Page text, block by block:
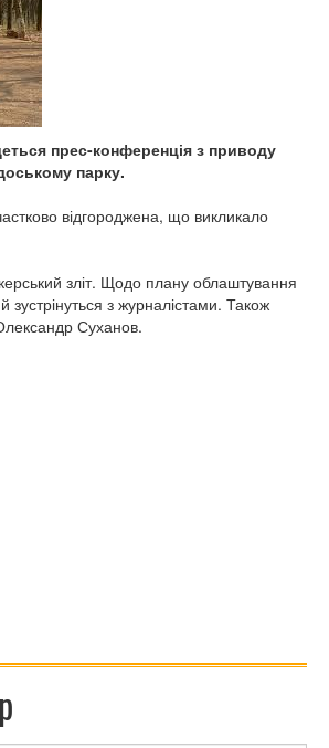
прес-конференція з приводу
парку.
відгороджена, що викликало
зліт. Щодо плану облаштування
зустрінуться з журналістами. Також
Суханов.